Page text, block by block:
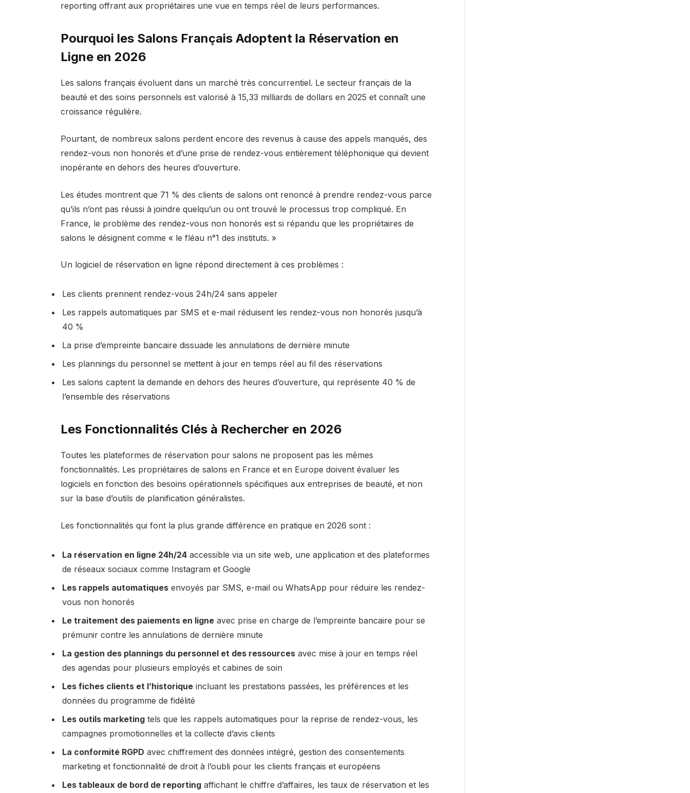
reporting offrant aux propriétaires une vue en temps réel de leurs performances.
Pourquoi les Salons Français Adoptent la Réservation en
Ligne en 2026
Les salons français évoluent dans un marché très concurrentiel. Le secteur français de la
beauté et des soins personnels est valorisé à 15,33 milliards de dollars en 2025 et connaît une
croissance régulière.
Pourtant, de nombreux salons perdent encore des revenus à cause des appels manqués, des
rendez-vous non honorés et d’une prise de rendez-vous entièrement téléphonique qui devient
inopérante en dehors des heures d’ouverture.
Les études montrent que 71 % des clients de salons ont renoncé à prendre rendez-vous parce
qu’ils n’ont pas réussi à joindre quelqu’un ou ont trouvé le processus trop compliqué. En
France, le problème des rendez-vous non honorés est si répandu que les propriétaires de
salons le désignent comme « le fléau n°1 des instituts. »
Un logiciel de réservation en ligne répond directement à ces problèmes :
Les clients prennent rendez-vous 24h/24 sans appeler
Les rappels automatiques par SMS et e-mail réduisent les rendez-vous non honorés jusqu’à
40 %
La prise d’empreinte bancaire dissuade les annulations de dernière minute
Les plannings du personnel se mettent à jour en temps réel au fil des réservations
Les salons captent la demande en dehors des heures d’ouverture, qui représente 40 % de
l’ensemble des réservations
Les Fonctionnalités Clés à Rechercher en 2026
Toutes les plateformes de réservation pour salons ne proposent pas les mêmes
fonctionnalités. Les propriétaires de salons en France et en Europe doivent évaluer les
logiciels en fonction des besoins opérationnels spécifiques aux entreprises de beauté, et non
sur la base d’outils de planification généralistes.
Les fonctionnalités qui font la plus grande différence en pratique en 2026 sont :
La réservation en ligne 24h/24accessible via un site web, une application et des plateformes
de réseaux sociaux comme Instagram et Google
Les rappels automatiquesenvoyés par SMS, e-mail ou WhatsApp pour réduire les rendez-
vous non honorés
Le traitement des paiements en ligneavec prise en charge de l’empreinte bancaire pour se
prémunir contre les annulations de dernière minute
La gestion des plannings du personnel et des ressourcesavec mise à jour en temps réel
des agendas pour plusieurs employés et cabines de soin
Les fiches clients et l’historiqueincluant les prestations passées, les préférences et les
données du programme de fidélité
Les outils marketingtels que les rappels automatiques pour la reprise de rendez-vous, les
campagnes promotionnelles et la collecte d’avis clients
La conformité RGPD avec chiffrement des données intégré, gestion des consentements
marketing et fonctionnalité de droit à l’oubli pour les clients français et européens
Les tableaux de bord de reportingaffichant le chiffre d’affaires, les taux de réservation et les